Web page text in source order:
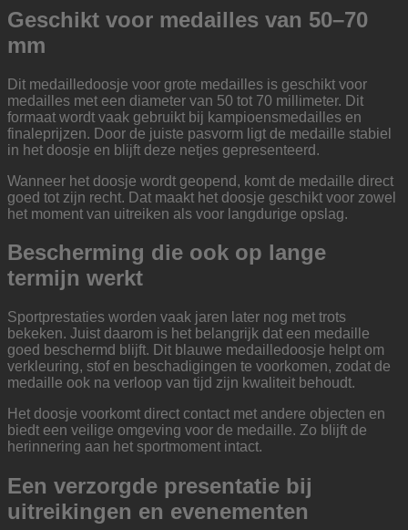
Geschikt voor medailles van 50–70
mm
Dit medailledoosje voor grote medailles is geschikt voor
medailles met een diameter van 50 tot 70 millimeter. Dit
formaat wordt vaak gebruikt bij kampioensmedailles en
finaleprijzen. Door de juiste pasvorm ligt de medaille stabiel
in het doosje en blijft deze netjes gepresenteerd.
Wanneer het doosje wordt geopend, komt de medaille direct
goed tot zijn recht. Dat maakt het doosje geschikt voor zowel
het moment van uitreiken als voor langdurige opslag.
Bescherming die ook op lange
termijn werkt
Sportprestaties worden vaak jaren later nog met trots
bekeken. Juist daarom is het belangrijk dat een medaille
goed beschermd blijft. Dit blauwe medailledoosje helpt om
verkleuring, stof en beschadigingen te voorkomen, zodat de
medaille ook na verloop van tijd zijn kwaliteit behoudt.
Het doosje voorkomt direct contact met andere objecten en
biedt een veilige omgeving voor de medaille. Zo blijft de
herinnering aan het sportmoment intact.
Een verzorgde presentatie bij
uitreikingen en evenementen